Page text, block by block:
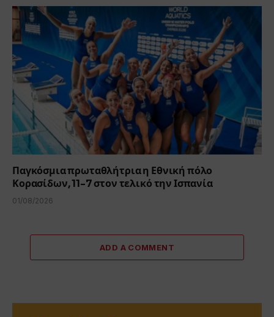
Παγκόσμια πρωταθλήτρια η Εθνική πόλο
Κορασίδων, 11-7 στον τελικό την Ισπανία
01/08/2026
ADD A COMMENT